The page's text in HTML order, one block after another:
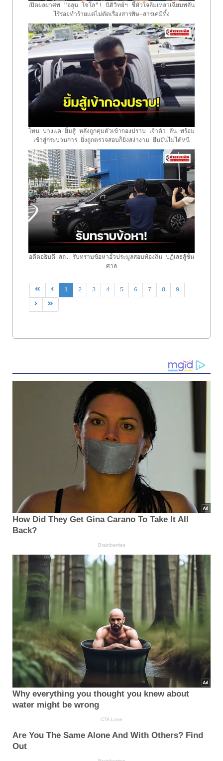
เปิดผลผ่าศพ "ฮลุน โซโล"! นิติวิทย์ฯ ชี้หัวใจล้มเหลวเฉียบพลัน
ไร้รอยทำร้ายแต่ไม่ตัดเรื่องสารพิษ-สารเคมีทิ้ง
โทน บางแค ยิ้มสู้ หลังถูกคุมตัวเข้ากองปราบ เจ้าตัว ลั่น พร้อม
เข้าสู่กระบวนการ ยิ่งถูกตรวจสอบก็ยิ่งสง่างาม ยืนยันไม่ได้หนี
อดีตอธิบดี สถ. รับทราบข้อหาฮั้วประมูลสอบท้องถิ่น ปฏิเสธสู้ชั้น
ศาล
1 2 3 4 5 6 7 8 9